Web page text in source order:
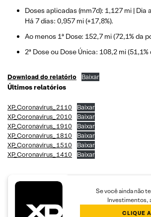
Doses aplicadas (mm7d): 1,127 mi | Dia
Há 7 dias: 0,957 mi (+17,8%).
Ao menos 1ª Dose: 152,7 mi (72,1% da
2ª Dose ou Dose Única: 108,2 mi
Download do relatório Baixar
Últimos relatórios
XP_Coronavirus_2110
Baixar
XP_Coronavirus_2010
Baixar
XP_Coronavirus_1910
Baixar
XP_Coronavirus_1810
Baixar
XP_Coronavirus_1510
Baixar
XP_Coronavirus_1410
Baixar
Se você ainda não
Investimentos,
CLIQUE